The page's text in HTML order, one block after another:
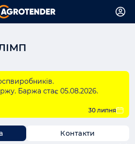
Баржа стає 05.08.2026.
30 липня
Контакти